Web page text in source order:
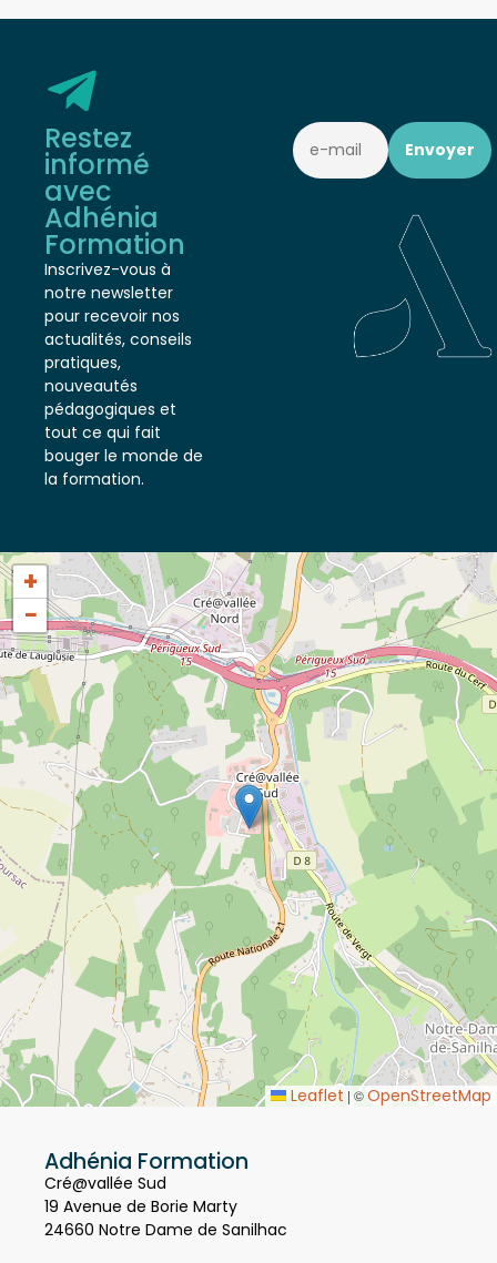
Restez
informé
avec
Adhénia
Formation
Inscrivez-vous à
notre newsletter
pour recevoir nos
actualités, conseils
pratiques,
nouveautés
pédagogiques et
tout ce qui fait
bouger le monde de
+
−
Adhénia Formation
Cré@vallée Sud
19 Avenue de Borie Marty